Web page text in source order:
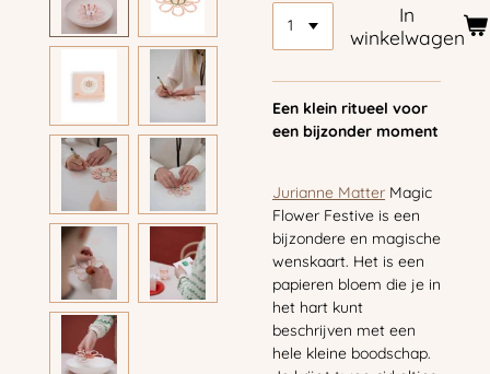
In
winkelwagen
Een klein ritueel voor
een bijzonder moment
Jurianne Matter Magic
Flower Festive is een
bijzondere en magische
wenskaart. Het is een
papieren bloem die je in
het hart kunt
beschrijven met een
hele kleine boodschap.